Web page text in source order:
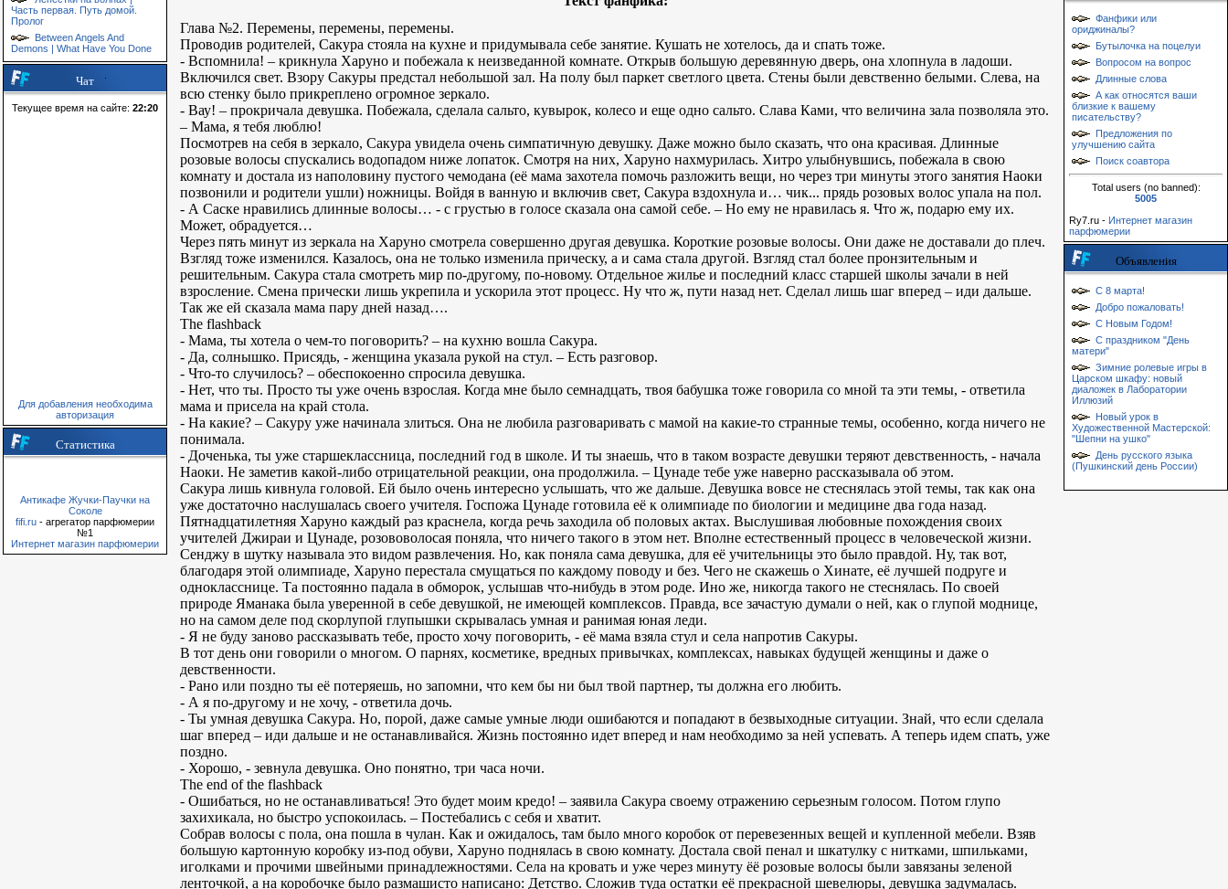
Часть первая. Путь домой.
Пролог
Between Angels And
Demons | What Have You Done
Чат
Текущее время на сайте: 22:20
Для добавления необходима
авторизация
Статистика
Антикафе Жучки-Паучки на
Соколе
fifi.ru - агрегатор парфюмерии
№1
Интернет магазин парфюмерии
Глава №2. Перемены, перемены, перемены.
Проводив родителей, Сакура стояла на кухне и придумывала себе занятие. Кушать не хотелось, да и спать тоже.
- Вспомнила! – крикнула Харуно и побежала к неизведанной комнате. Открыв большую деревянную дверь, она хлопнула в ладоши.
Включился свет. Взору Сакуры предстал небольшой зал. На полу был паркет светлого цвета. Стены были девственно белыми. Слева, на
всю стенку было прикреплено огромное зеркало.
- Вау! – прокричала девушка. Побежала, сделала сальто, кувырок, колесо и еще одно сальто. Слава Ками, что величина зала позволяла это.
– Мама, я тебя люблю!
Посмотрев на себя в зеркало, Сакура увидела очень симпатичную девушку. Даже можно было сказать, что она красивая. Длинные
розовые волосы спускались водопадом ниже лопаток. Смотря на них, Харуно нахмурилась. Хитро улыбнувшись, побежала в свою
комнату и достала из наполовину пустого чемодана (её мама захотела помочь разложить вещи, но через три минуты этого занятия Наоки
позвонили и родители ушли) ножницы. Войдя в ванную и включив свет, Сакура вздохнула и… чик... прядь розовых волос упала на пол.
- А Саске нравились длинные волосы… - с грустью в голосе сказала она самой себе. – Но ему не нравилась я. Что ж, подарю ему их.
Может, обрадуется…
Через пять минут из зеркала на Харуно смотрела совершенно другая девушка. Короткие розовые волосы. Они даже не доставали до плеч.
Взгляд тоже изменился. Казалось, она не только изменила прическу, а и сама стала другой. Взгляд стал более пронзительным и
решительным. Сакура стала смотреть мир по-другому, по-новому. Отдельное жилье и последний класс старшей школы зачали в ней
взросление. Смена прически лишь укрепила и ускорила этот процесс. Ну что ж, пути назад нет. Сделал лишь шаг вперед – иди дальше.
Так же ей сказала мама пару дней назад….
The flashback
- Мама, ты хотела о чем-то поговорить? – на кухню вошла Сакура.
- Да, солнышко. Присядь, - женщина указала рукой на стул. – Есть разговор.
- Что-то случилось? – обеспокоенно спросила девушка.
- Нет, что ты. Просто ты уже очень взрослая. Когда мне было семнадцать, твоя бабушка тоже говорила со мной та эти темы, - ответила
мама и присела на край стола.
- На какие? – Сакуру уже начинала злиться. Она не любила разговаривать с мамой на какие-то странные темы, особенно, когда ничего не
понимала.
- Доченька, ты уже старшеклассница, последний год в школе. И ты знаешь, что в таком возрасте девушки теряют девственность, - начала
Наоки. Не заметив какой-либо отрицательной реакции, она продолжила. – Цунаде тебе уже наверно рассказывала об этом.
Сакура лишь кивнула головой. Ей было очень интересно услышать, что же дальше. Девушка вовсе не стеснялась этой темы, так как она
уже достаточно наслушалась своего учителя. Госпожа Цунаде готовила её к олимпиаде по биологии и медицине два года назад.
Пятнадцатилетняя Харуно каждый раз краснела, когда речь заходила об половых актах. Выслушивая любовные похождения своих
учителей Джираи и Цунаде, розововолосая поняла, что ничего такого в этом нет. Вполне естественный процесс в человеческой жизни.
Сенджу в шутку называла это видом развлечения. Но, как поняла сама девушка, для её учительницы это было правдой. Ну, так вот,
благодаря этой олимпиаде, Харуно перестала смущаться по каждому поводу и без. Чего не скажешь о Хинате, её лучшей подруге и
однокласснице. Та постоянно падала в обморок, услышав что-нибудь в этом роде. Ино же, никогда такого не стеснялась. По своей
природе Яманака была уверенной в себе девушкой, не имеющей комплексов. Правда, все зачастую думали о ней, как о глупой моднице,
но на самом деле под скорлупой глупышки скрывалась умная и ранимая юная леди.
- Я не буду заново рассказывать тебе, просто хочу поговорить, - её мама взяла стул и села напротив Сакуры.
В тот день они говорили о многом. О парнях, косметике, вредных привычках, комплексах, навыках будущей женщины и даже о
девственности.
- Рано или поздно ты её потеряешь, но запомни, что кем бы ни был твой партнер, ты должна его любить.
- А я по-другому и не хочу, - ответила дочь.
- Ты умная девушка Сакура. Но, порой, даже самые умные люди ошибаются и попадают в безвыходные ситуации. Знай, что если сделала
шаг вперед – иди дальше и не останавливайся. Жизнь постоянно идет вперед и нам необходимо за ней успевать. А теперь идем спать, уже
поздно.
- Хорошо, - зевнула девушка. Оно понятно, три часа ночи.
The end of the flashback
- Ошибаться, но не останавливаться! Это будет моим кредо! – заявила Сакура своему отражению серьезным голосом. Потом глупо
захихикала, но быстро успокоилась. – Постебались с себя и хватит.
Собрав волосы с пола, она пошла в чулан. Как и ожидалось, там было много коробок от перевезенных вещей и купленной мебели. Взяв
большую картонную коробку из-под обуви, Харуно поднялась в свою комнату. Достала свой пенал и шкатулку с нитками, шпильками,
иголками и прочими швейными принадлежностями. Села на кровать и уже через минуту ёё розовые волосы были завязаны зеленой
ленточкой, а на коробочке было размашисто написано: Детство. Сложив туда остатки её прекрасной шевелюры, девушка задумалась.
Фанфики или
ориджиналы?
Бутылочка на поцелуи
Вопросом на вопрос
Длинные слова
А как относятся ваши
близкие к вашему
писательству?
Предложения по
улучшению сайта
Поиск соавтора
Total users (no banned):
5005
Ry7.ru - Интернет магазин
парфюмерии
Объявления
С 8 марта!
Добро пожаловать!
С Новым Годом!
С праздником "День
матери"
Зимние ролевые игры в
Царском шкафу: новый
диаложек в Лаборатории
Иллюзий
Новый урок в
Художественной Мастерской:
"Шепни на ушко"
День русского языка
(Пушкинский день России)